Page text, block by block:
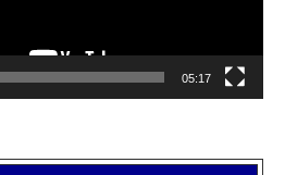
05:17